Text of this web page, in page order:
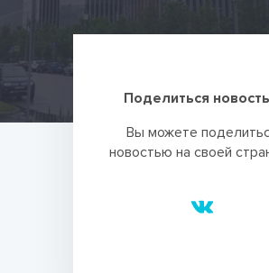
Поделиться
Вы можете
новостью на своей